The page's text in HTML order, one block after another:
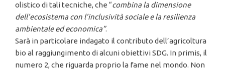
olistico di tali tecniche, che “combina la dimensione
dell’ecosistema con l’inclusività sociale e la resilienza
ambientale ed economica”.
Sarà in particolare indagato il contributo dell’agricoltura
bio al raggiungimento di alcuni obiettivi SDG. In primis, il
numero 2, che riguarda proprio la fame nel mondo. Non